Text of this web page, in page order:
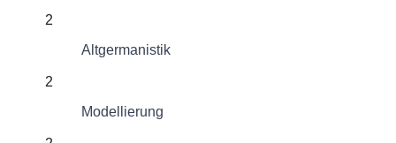
2
Altgermanistik
2
Modellierung